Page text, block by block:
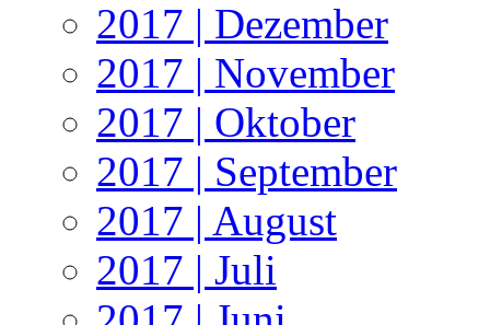
2017 | Dezember
2017 | November
2017 | Oktober
2017 | September
2017 | August
2017 | Juli